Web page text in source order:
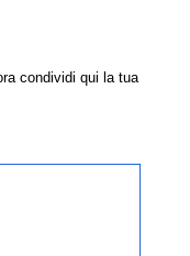
condividi qui la tua